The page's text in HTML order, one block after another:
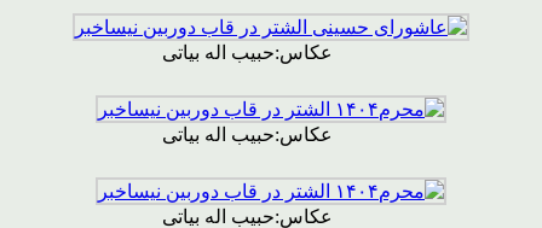
عکاس:حبیب اله بیاتی
عکاس:حبیب اله بیاتی
عکاس:حبیب اله بیاتی